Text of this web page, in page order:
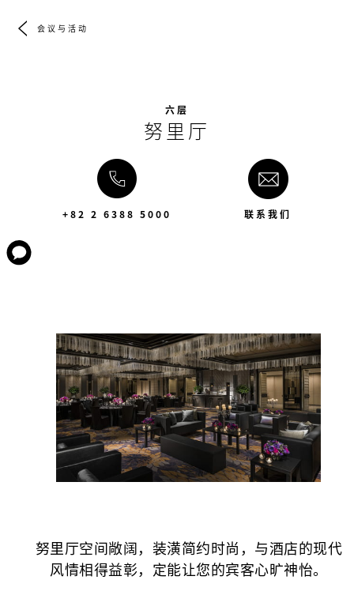
会议与活动
六层
努里厅
+82 2 6388 5000 联系我们
努里厅空间敞阔，装潢简约时尚，与酒店的现代
风情相得益彰，定能让您的宾客心旷神怡。